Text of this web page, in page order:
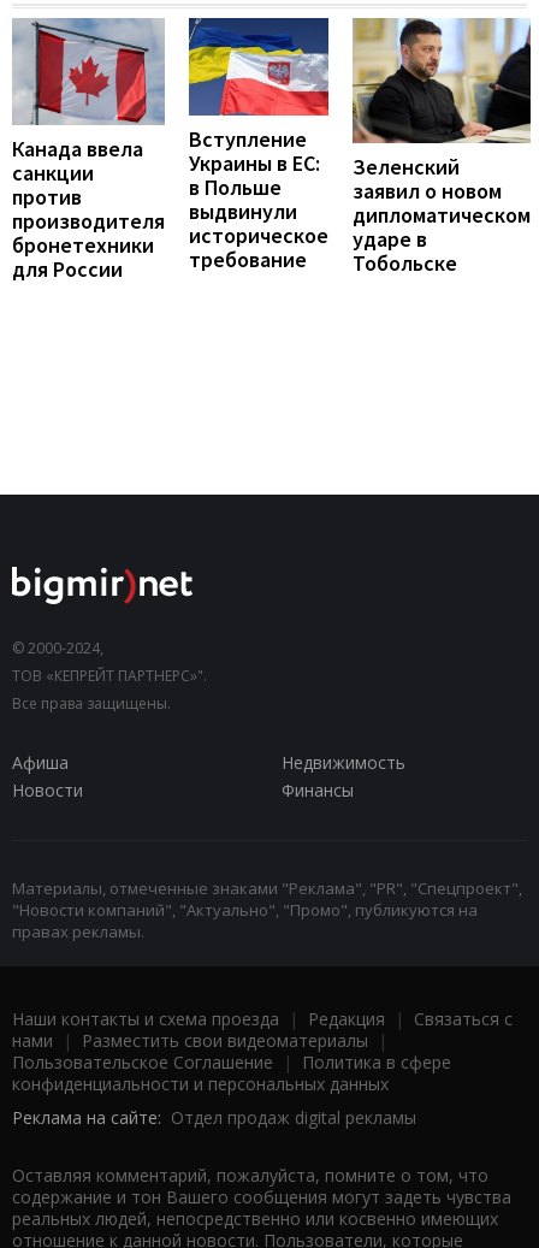
Канада ввела
санкции
против
производителя
бронетехники
для России
Вступление
Украины в ЕС:
в Польше
выдвинули
историческое
требование
Зеленский
заявил о новом
дипломатическом
ударе в
Тобольске
© 2000-2024,
ТОВ «КЕПРЕЙТ ПАРТНЕРС»".
Все права защищены.
Афиша
Недвижимость
Новости
Финансы
Материалы, отмеченные знаками "Реклама", "PR", "Спецпроект",
"Новости компаний", "Актуально", "Промо", публикуются на
правах рекламы.
Наши контакты и схема проезда | Редакция | Связаться с
нами | Разместить свои видеоматериалы |
Пользовательское Соглашение |
Политика в сфере
конфиденциальности и персональных данных
Реклама на сайте: Отдел продаж digital рекламы
Оставляя комментарий, пожалуйста, помните о том, что
содержание и тон Вашего сообщения могут задеть чувства
реальных людей, непосредственно или косвенно имеющих
отношение к данной новости. Пользователи, которые